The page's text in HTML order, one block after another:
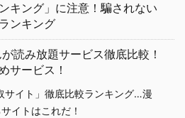
キング」に注意！騙されない
ンキング
読み放題サービス徹底比較！
サービス！
サイト」徹底比較ランキング…漫
イトはこれだ！